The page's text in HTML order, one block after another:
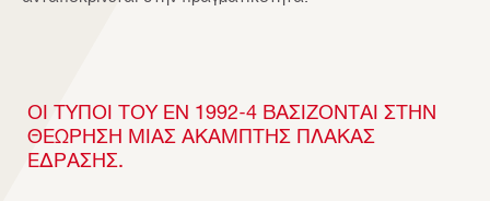
ΟΙ ΤΎΠΟΙ ΤΟΥ EN 1992-4 ΒΑΣΊΖΟΝΤΑΙ ΣΤΗΝ
ΘΕΏΡΗΣΗ ΜΙΑΣ ΆΚΑΜΠΤΗΣ ΠΛΆΚΑΣ
ΈΔΡΑΣΗΣ.